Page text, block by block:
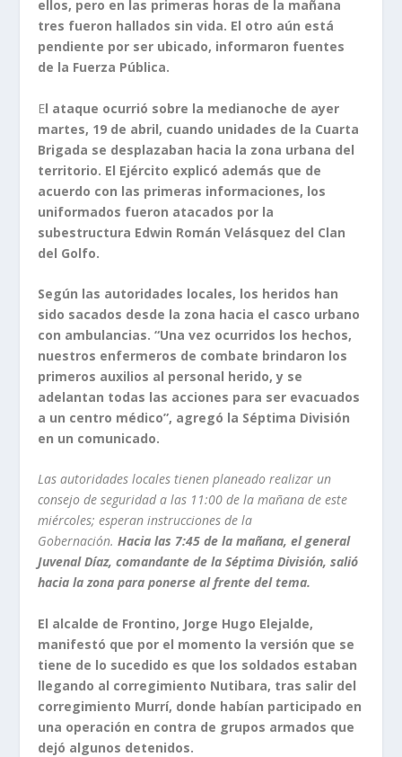
ellos, pero en las primeras horas de la mañana
tres fueron hallados sin vida. El otro aún está
pendiente por ser ubicado, informaron fuentes
de la Fuerza Pública.
El ataque ocurrió sobre la medianoche de ayer
martes, 19 de abril, cuando unidades de la Cuarta
Brigada se desplazaban hacia la zona urbana del
territorio. El Ejército explicó además que de
acuerdo con las primeras informaciones, los
uniformados fueron atacados por la
subestructura Edwin Román Velásquez del Clan
del Golfo.
Según las autoridades locales, los heridos han
sido sacados desde la zona hacia el casco urbano
con ambulancias. “Una vez ocurridos los hechos,
nuestros enfermeros de combate brindaron los
primeros auxilios al personal herido, y se
adelantan todas las acciones para ser evacuados
a un centro médico”, agregó la Séptima División
en un comunicado.
Las autoridades locales tienen planeado realizar un
consejo de seguridad a las 11:00 de la mañana de este
miércoles; esperan instrucciones de la
Gobernación. Hacia las 7:45 de la mañana, el general
Juvenal Díaz, comandante de la Séptima División, salió
hacia la zona para ponerse al frente del tema.
El alcalde de Frontino, Jorge Hugo Elejalde,
manifestó que por el momento la versión que se
tiene de lo sucedido es que los soldados estaban
llegando al corregimiento Nutibara, tras salir del
corregimiento Murrí, donde habían participado en
una operación en contra de grupos armados que
dejó algunos detenidos.